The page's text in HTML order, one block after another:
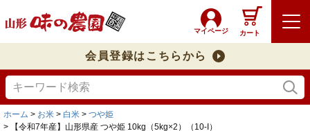
マイページ カート
会員登録はこちらから
ホーム お米 白米
つや姫
【令和7年産】山形県産 つや姫 10kg（5kg×2）（10-I）